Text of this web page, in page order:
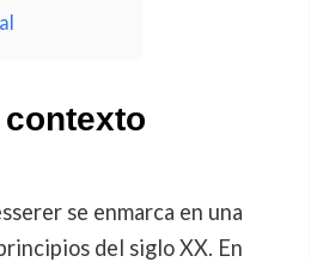
se enmarca en una
del siglo XX. En